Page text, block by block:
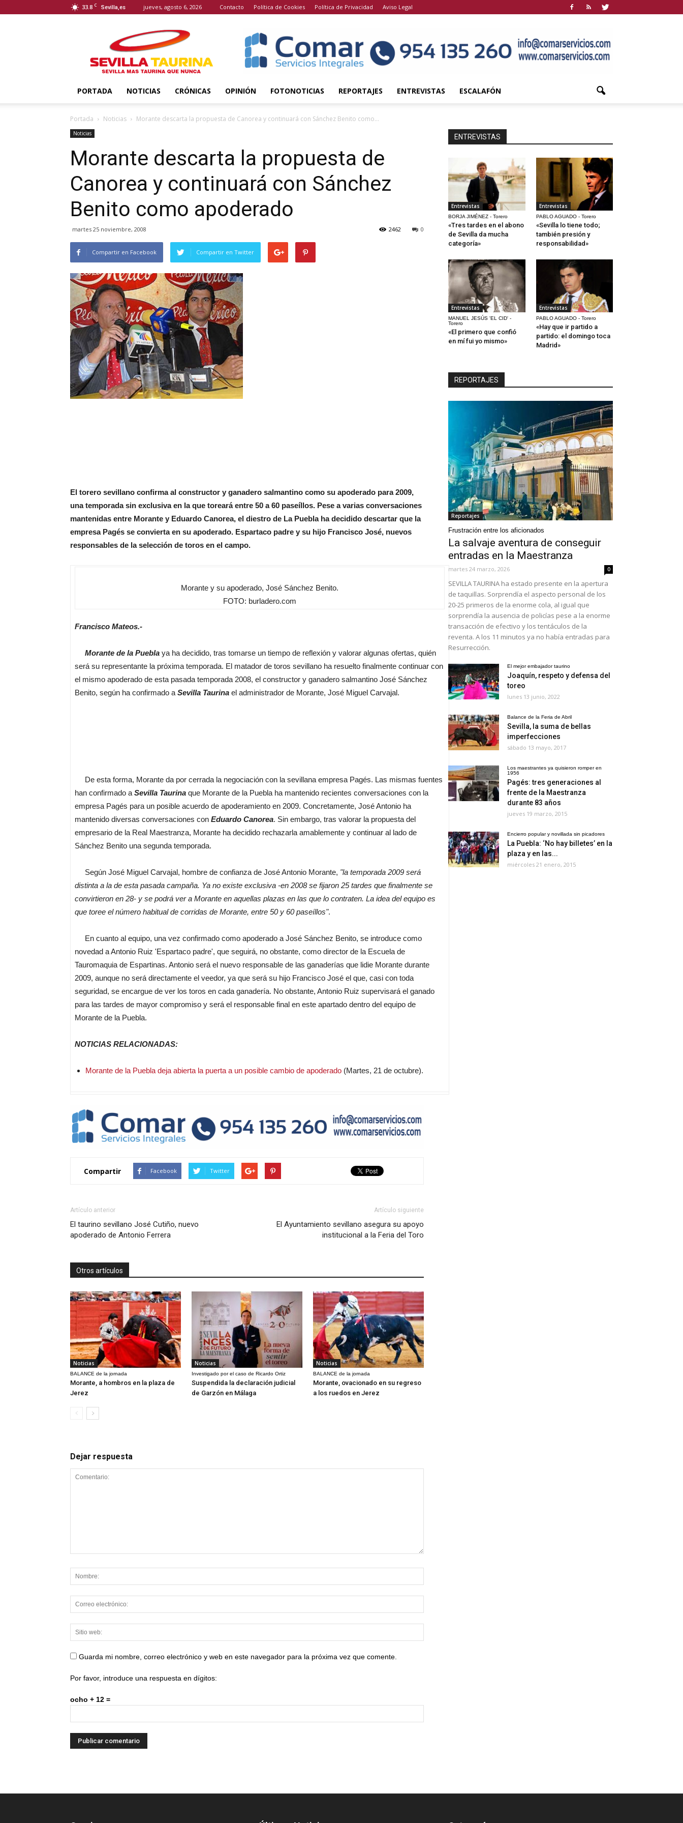
33.8 C Sevilla,es jueves, agosto 6, 2026 Contacto Política de Cookies Política de Privacidad Aviso Legal
Taurina
PORTADA NOTICIAS CRÓNICAS OPINIÓN FOTONOTICIAS REPORTAJES ENTREVISTAS ESCALAFÓN
Portada Noticias Morante descarta la propuesta de Canorea y continuará con Sánchez Benito como...
Noticias
Morante descarta la propuesta de
Canorea y continuará con Sánchez
Benito como apoderado
martes 25 noviembre, 2008 0
2462
Compartir en Facebook Compartir en Twitter
El torero sevillano confirma al constructor y ganadero salmantino como su apoderado para 2009,
una temporada sin exclusiva en la que toreará entre 50 a 60 paseíllos. Pese a varias conversaciones
mantenidas entre Morante y Eduardo Canorea, el diestro de La Puebla ha decidido descartar que la
empresa Pagés se convierta en su apoderado. Espartaco padre y su hijo Francisco José, nuevos
responsables de la selección de toros en el campo.
Morante y su apoderado, José Sánchez Benito.
FOTO: burladero.com
Francisco Mateos.-
Morante de la Puebla ya ha decidido, tras tomarse un tiempo de reflexión y valorar algunas ofertas, quién
será su representante la próxima temporada. El matador de toros sevillano ha resuelto finalmente continuar con
el mismo apoderado de esta pasada temporada 2008, el constructor y ganadero salmantino José Sánchez
Benito, según ha confirmado a Sevilla Taurina el administrador de Morante, José Miguel Carvajal.
De esta forma, Morante da por cerrada la negociación con la sevillana empresa Pagés. Las mismas fuentes
han confirmado a Sevilla Taurina que Morante de la Puebla ha mantenido recientes conversaciones con la
empresa Pagés para un posible acuerdo de apoderamiento en 2009. Concretamente, José Antonio ha
mantenido diversas conversaciones con Eduardo Canorea. Sin embargo, tras valorar la propuesta del
empresario de la Real Maestranza, Morante ha decidido rechazarla amablemente y continuar al lado de
Sánchez Benito una segunda temporada.
Según José Miguel Carvajal, hombre de confianza de José Antonio Morante, "la temporada 2009 será
distinta a la de esta pasada campaña. Ya no existe exclusiva -en 2008 se fijaron 25 tardes que finalmente se
convirtieron en 28- y se podrá ver a Morante en aquellas plazas en las que lo contraten. La idea del equipo es
que toree el número habitual de corridas de Morante, entre 50 y 60 paseíllos".
En cuanto al equipo, una vez confirmado como apoderado a José Sánchez Benito, se introduce como
novedad a Antonio Ruiz 'Espartaco padre', que seguirá, no obstante, como director de la Escuela de
Tauromaquia de Espartinas. Antonio será el nuevo responsable de las ganaderías que lidie Morante durante
2009, aunque no será directamente el veedor, ya que será su hijo Francisco José el que, casi con toda
seguridad, se encargue de ver los toros en cada ganadería. No obstante, Antonio Ruiz supervisará el ganado
para las tardes de mayor compromiso y será el responsable final en este apartado dentro del equipo de
Morante de la Puebla.
NOTICIAS RELACIONADAS:
Morante de la Puebla deja abierta la puerta a un posible cambio de apoderado (Martes, 21 de octubre).
Compartir Facebook Twitter
Artículo anterior
El taurino sevillano José Cutiño, nuevo
apoderado de Antonio Ferrera
Artículo siguiente
El Ayuntamiento sevillano asegura su apoyo
institucional a la Feria del Toro
Otros artículos
Noticias
BALANCE de la jornada
Morante, a hombros en la plaza de
Jerez
Noticias
Investigado por el caso de Ricardo Ortiz
Suspendida la declaración judicial
de Garzón en Málaga
Noticias
BALANCE de la jornada
Morante, ovacionado en su regreso
a los ruedos en Jerez
Dejar respuesta
Guarda mi nombre, correo electrónico y web en este navegador para la próxima vez que comente.
Por favor, introduce una respuesta en dígitos:
ocho + 12 =
ENTREVISTAS
Entrevistas
BORJA JIMÉNEZ - Torero
«Tres tardes en el abono
de Sevilla da mucha
categoría»
Entrevistas
PABLO AGUADO - Torero
«Sevilla lo tiene todo;
también presión y
responsabilidad»
Entrevistas
MANUEL JESÚS 'EL CID' -
Torero
«El primero que confió
en mí fui yo mismo»
Entrevistas
PABLO AGUADO - Torero
«Hay que ir partido a
partido: el domingo toca
Madrid»
REPORTAJES
Reportajes
Frustración entre los aficionados
La salvaje aventura de conseguir
entradas en la Maestranza
martes 24 marzo, 2026 0
SEVILLA TAURINA ha estado presente en la apertura
de taquillas. Sorprendía el aspecto personal de los
20-25 primeros de la enorme cola, al igual que
sorprendía la ausencia de policías pese a la enorme
transacción de efectivo y los tentáculos de la
reventa. A los 11 minutos ya no había entradas para
Resurrección.
El mejor embajador taurino
Joaquín, respeto y defensa del
toreo
lunes 13 junio, 2022
Balance de la Feria de Abril
Sevilla, la suma de bellas
imperfecciones
sábado 13 mayo, 2017
Los maestrantes ya quisieron romper en
1956
Pagés: tres generaciones al
frente de la Maestranza
durante 83 años
jueves 19 marzo, 2015
Encierro popular y novillada sin picadores
La Puebla: ‘No hay billetes’ en la
plaza y en las...
miércoles 21 enero, 2015